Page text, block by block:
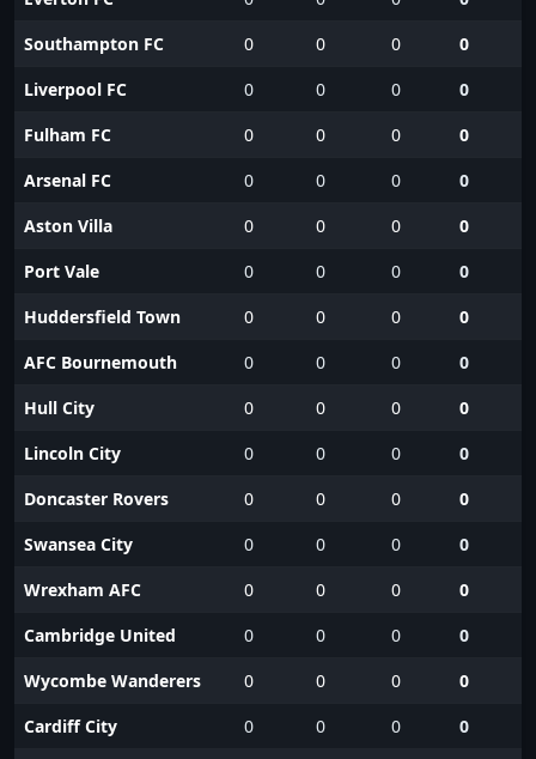
Southampton FC
0 0 0
0
Liverpool FC
0 0 0
0
Fulham FC
0 0 0
0
Arsenal FC
0 0 0
0
Aston Villa
0 0 0
0
Port Vale
0 0 0
0
Huddersfield Town
0 0 0
0
AFC Bournemouth
0 0 0
0
Hull City
0 0 0
0
Lincoln City
0 0 0
0
Doncaster Rovers
0 0 0
0
Swansea City
0 0 0
0
Wrexham AFC
0 0 0
0
Cambridge United
0 0 0
0
Wycombe Wanderers
0 0 0
0
Cardiff City
0 0 0
0